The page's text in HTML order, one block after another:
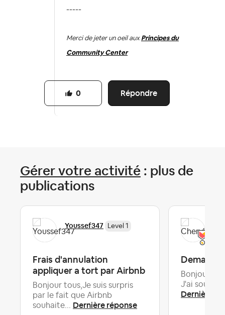
-----
Merci de jeter un oeil aux Principes du
Community Center
Répondre
0
Gérer votre activité : plus de
publications
Youssef347 Level 1
Frais d'annulation
appliquer a tort par Airbnb
Bonjour tous,Je suis surpris
par le fait que Airbnb
souhaite... Dernière réponse
Bonjour,
J'ai
Dernière